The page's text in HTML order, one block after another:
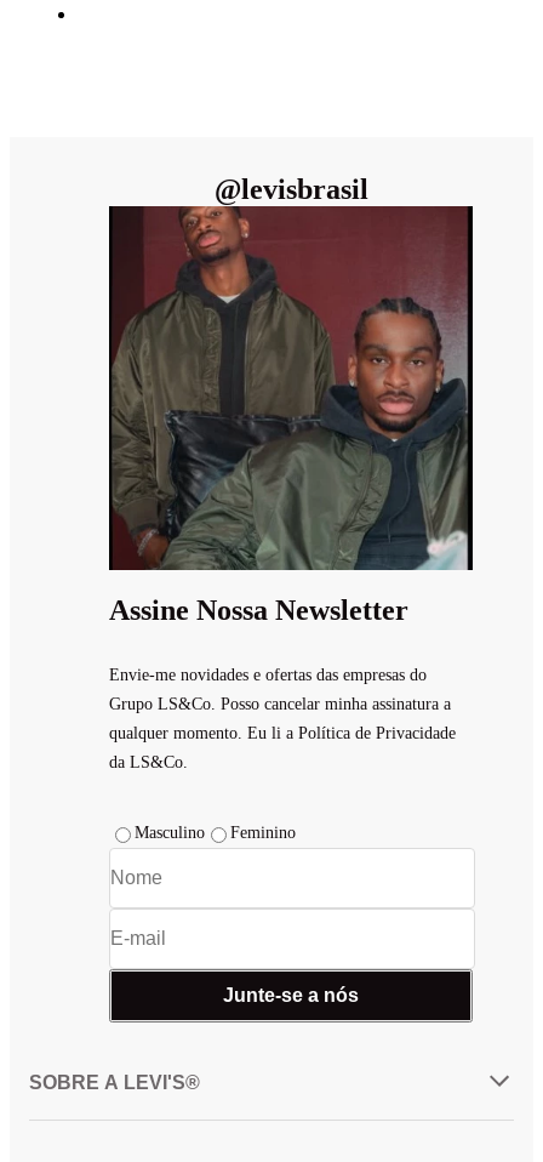
@levisbrasil
Assine Nossa Newsletter
Envie-me novidades e ofertas das empresas do
Grupo LS&Co. Posso cancelar minha assinatura a
qualquer momento. Eu li a Política de Privacidade
da LS&Co.
Masculino Feminino
Junte-se a nós
SOBRE A LEVI'S®